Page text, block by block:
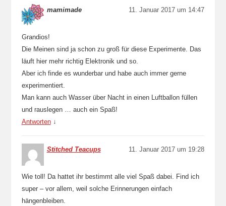
mamimade 11. Januar 2017 um 14:47
Grandios!
Die Meinen sind ja schon zu groß für diese Experimente. Das
läuft hier mehr richtig Elektronik und so.
Aber ich finde es wunderbar und habe auch immer gerne
experimentiert.
Man kann auch Wasser über Nacht in einen Luftballon füllen
und rauslegen … auch ein Spaß!
Antworten ↓
Stitched Teacups 11. Januar 2017 um 19:28
Wie toll! Da hattet ihr bestimmt alle viel Spaß dabei. Find ich
super – vor allem, weil solche Erinnerungen einfach
hängenbleiben.